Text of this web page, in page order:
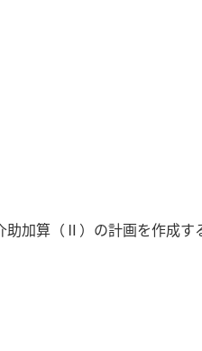
助加算（Ⅱ）の計画を作成す